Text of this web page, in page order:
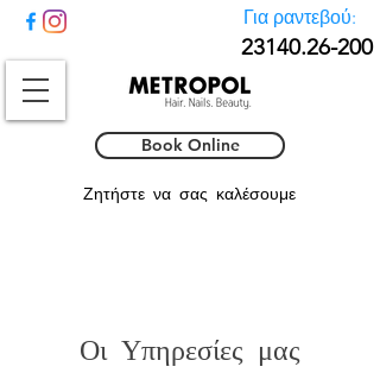
Για ραντεβού:
23140.26-200
Book Online
Ζητήστε να σας καλέσουμε
Οι Υπηρεσίες μας